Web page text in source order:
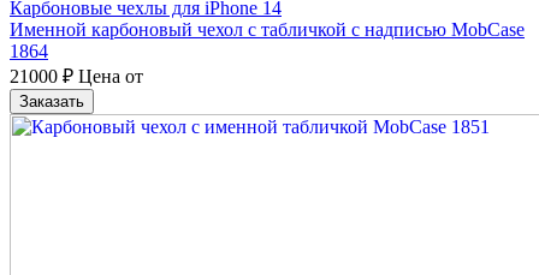
Карбоновые чехлы для iPhone 14
Именной карбоновый чехол с табличкой с надписью MobCase
1864
21000 ₽ Цена от
Заказать